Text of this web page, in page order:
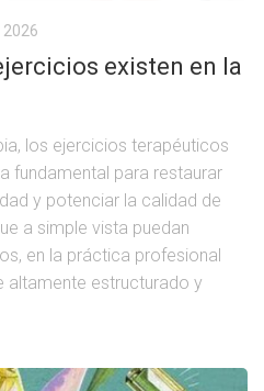
2026
existen en la
los ejercicios terapéuticos
fundamental para restaurar
y potenciar la calidad de
a simple vista puedan
en la práctica profesional
altamente estructurado y